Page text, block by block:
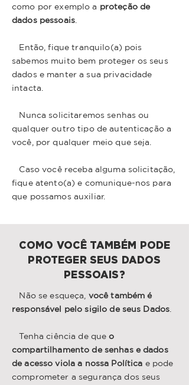
como por exemplo a proteção de
dados pessoais.
Então, fique tranquilo(a) pois
sabemos muito bem proteger os seus
dados e manter a sua privacidade
intacta.
Nunca solicitaremos senhas ou
qualquer outro tipo de autenticação a
você, por qualquer meio que seja.
Caso você receba alguma solicitação,
fique atento(a) e comunique-nos para
que possamos auxiliar.
COMO VOCÊ TAMBÉM PODE
PROTEGER SEUS DADOS
PESSOAIS?
Não se esqueça, você também é
responsável pelo sigilo de seus Dados
Tenha ciência de queo
compartilhamento de senhas e dados
de acesso viola a nossa Política e pode
comprometer a segurança dos seus